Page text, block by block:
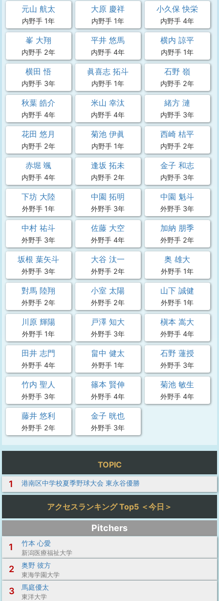
元山 航太
内野手 1年
大原 慶祥
内野手 1年
小久保 快栄
内野手 4年
峯 大翔
内野手 2年
平井 悠馬
内野手 4年
横内 諒平
内野手 1年
横田 悟
内野手 3年
眞喜志 拓斗
内野手 1年
石野 嶺
内野手 2年
秋葉 皓介
内野手 4年
米山 幸汰
内野手 4年
緒方 漣
内野手 3年
花田 悠月
内野手 2年
菊池 伊眞
内野手 1年
西崎 桔平
内野手 2年
赤堀 颯
内野手 4年
逢坂 拓未
内野手 2年
金子 和志
内野手 3年
下坊 大陸
外野手 1年
中園 拓明
外野手 3年
中園 魁斗
外野手 3年
中村 祐斗
外野手 3年
佐藤 大空
外野手 4年
加納 朋季
外野手 2年
坂根 葉矢斗
外野手 3年
大谷 汰一
外野手 2年
奥 雄大
外野手 1年
對馬 陸翔
外野手 2年
小室 太陽
外野手 2年
山下 誠健
外野手 1年
川原 輝陽
外野手 1年
戸澤 知大
外野手 3年
槇本 嵩大
外野手 4年
田井 志門
外野手 4年
畠中 健太
外野手 1年
石野 蓮授
外野手 3年
竹内 聖人
外野手 3年
篠本 賢伸
外野手 4年
菊池 敏生
外野手 4年
藤井 悠利
外野手 2年
金子 晄也
外野手 3年
TOPIC
1 港南区中学校夏季野球大会 東永谷優勝
アクセスランキング Top5 ＜今日＞
Pitchers
1
竹本 心愛
新潟医療福祉大学
2 奥野 彼方
東海学園大学
3 馬庭優太
東洋大学